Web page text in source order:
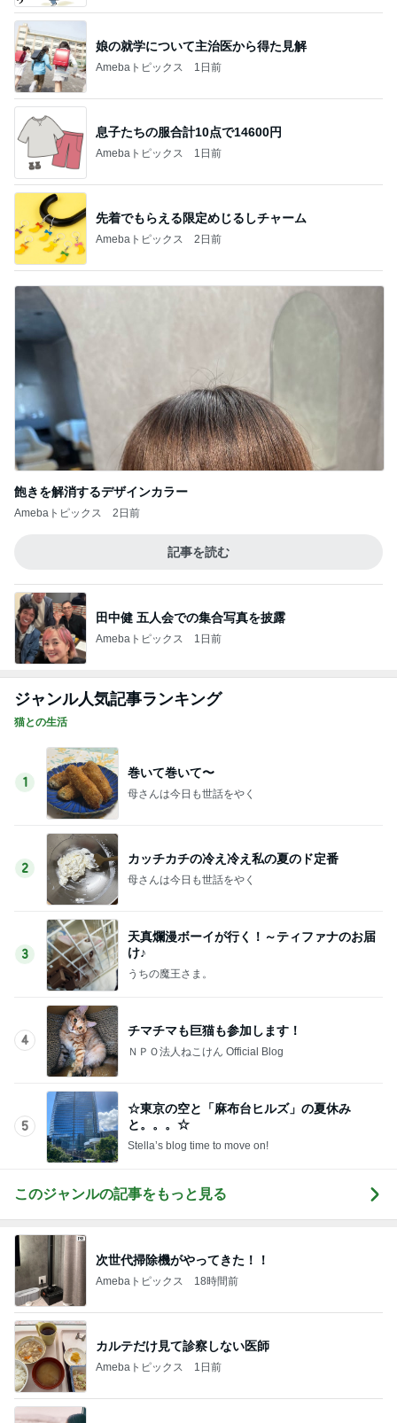
娘の就学について主治医から得た見解
Amebaトピックス 1日前
息子たちの服合計10点で14600円
Amebaトピックス 1日前
先着でもらえる限定めじるしチャーム
Amebaトピックス 2日前
飽きを解消するデザインカラー
Amebaトピックス 2日前
記事を読む
田中健 五人会での集合写真を披露
Amebaトピックス 1日前
ジャンル人気記事ランキング
猫との生活
1
巻いて巻いて〜
母さんは今日も世話をやく
2
カッチカチの冷え冷え私の夏のド定番
母さんは今日も世話をやく
3
天真爛漫ボーイが行く！～ティファナのお届
け♪
うちの魔王さま。
4
チマチマも巨猫も参加します！
ＮＰＯ法人ねこけん Official Blog
5
☆東京の空と「麻布台ヒルズ」の夏休み
と。。。☆
Stella’s blog time to move on!
このジャンルの記事をもっと見る
次世代掃除機がやってきた！！
Amebaトピックス 18時間前
カルテだけ見て診察しない医師
Amebaトピックス 1日前